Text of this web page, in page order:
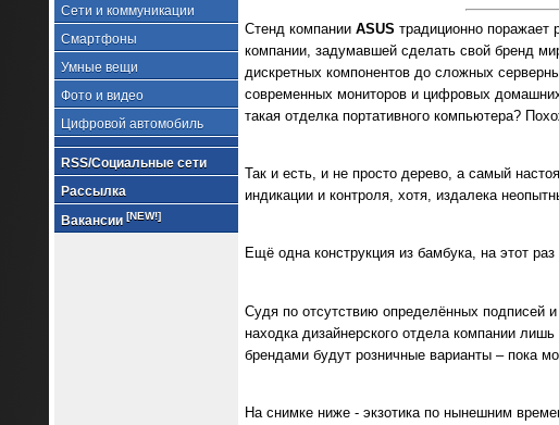
Сети и коммуникации
Смартфоны
Умные вещи
Фото и видео
Цифровой автомобиль
RSS/Социальные сети
Рассылка
Вакансии [NEW!]
Стенд компании ASUS традиционно поражает
компании, задумавшей сделать свой бренд
дискретных компонентов до сложных
современных мониторов и цифровых
такая отделка портативного компьютера?
Так и есть, и не просто дерево, а самый
индикации и контроля, хотя, издалека
Ещё одна конструкция из бамбука, на этот
Судя по отсутствию определённых подписей
находка дизайнерского отдела компании
брендами будут розничные варианты – пока
На снимке ниже - экзотика по нынешним